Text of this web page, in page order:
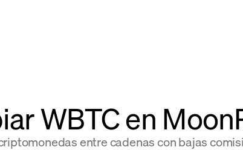
WBTC en
entre cadenas con bajas